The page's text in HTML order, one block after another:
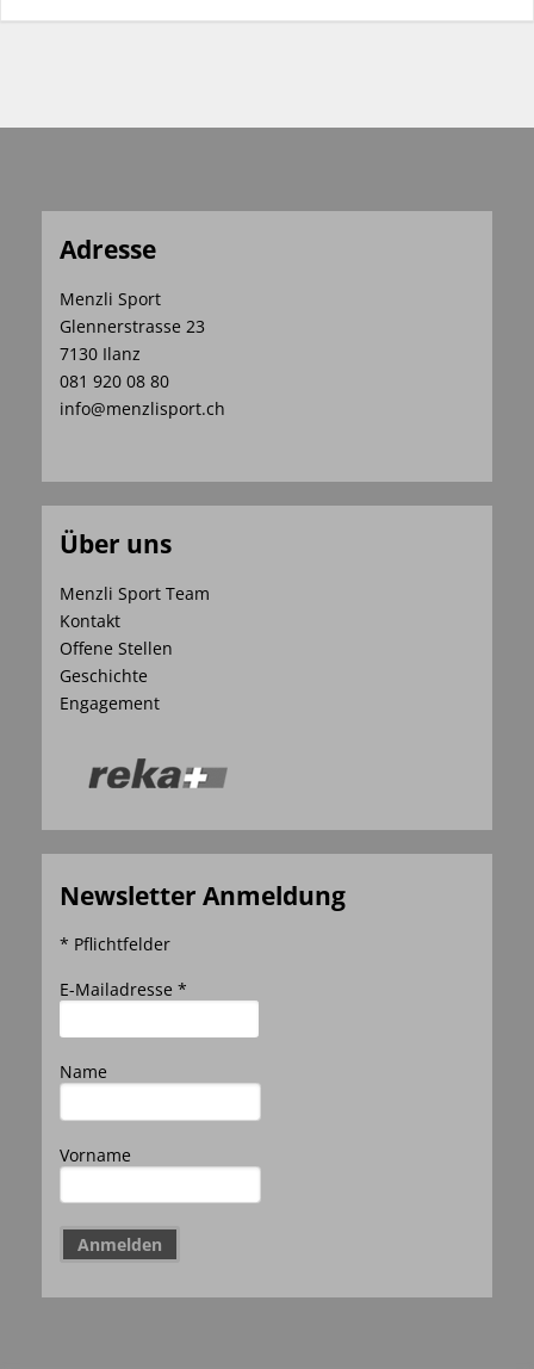
Adresse
Menzli Sport
Glennerstrasse 23
7130 Ilanz
081 920 08 80
info@menzlisport.ch
Über uns
Menzli Sport Team
Kontakt
Offene Stellen
Geschichte
Engagement
Newsletter Anmeldung
* Pflichtfelder
E-Mailadresse *
Name
Vorname